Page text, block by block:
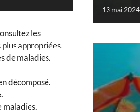
les
appropriées.
de maladies.
décomposé.
maladies.
13 mai 2024